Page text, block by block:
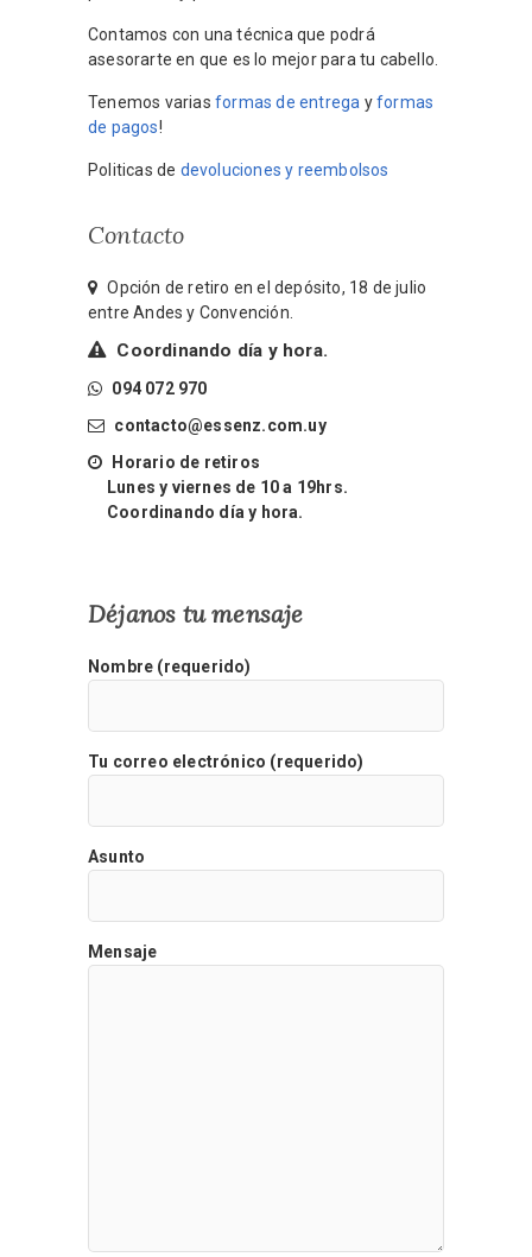
Contamos con una técnica que podrá
asesorarte en que es lo mejor para tu cabello.
Tenemos varias formas de entrega yformas
de pagos!
Politicas de devoluciones y reembolsos
Contacto
Opción de retiro en el depósito, 18 de julio
entre Andes y Convención.
Coordinando día y hora.
094 072 970
contacto@essenz.com.uy
Horario de retiros
Lunes y viernes de 10 a 19hrs.
Coordinando día y hora.
Déjanos tu mensaje
Nombre (requerido)
Tu correo electrónico (requerido)
Asunto
Mensaje